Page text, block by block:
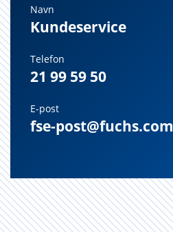
Navn
Kundeservice
Telefon
21 99 59 50
E-post
fse-post@fuchs.com